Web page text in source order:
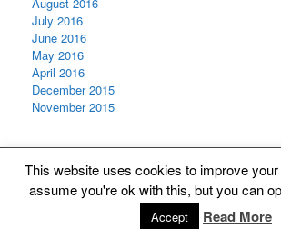
July 2016
June 2016
May 2016
April 2016
December 2015
November 2015
Segmente Organisation
This website uses cookies to improve
assume you're ok with this, but you can
Accept Read More